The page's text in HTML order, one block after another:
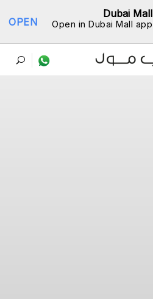
Dubai Mall
Open in Dubai Mall app
OPEN